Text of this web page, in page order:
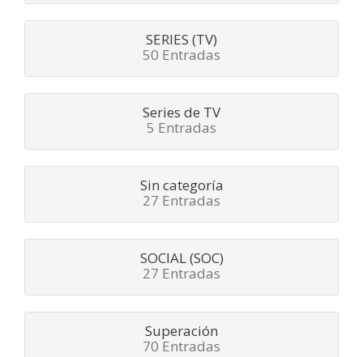
SERIES (TV)
50 Entradas
Series de TV
5 Entradas
Sin categoría
27 Entradas
SOCIAL (SOC)
27 Entradas
Superación
70 Entradas